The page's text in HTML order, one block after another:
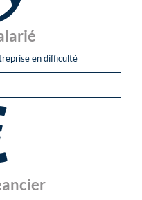
en difficulté